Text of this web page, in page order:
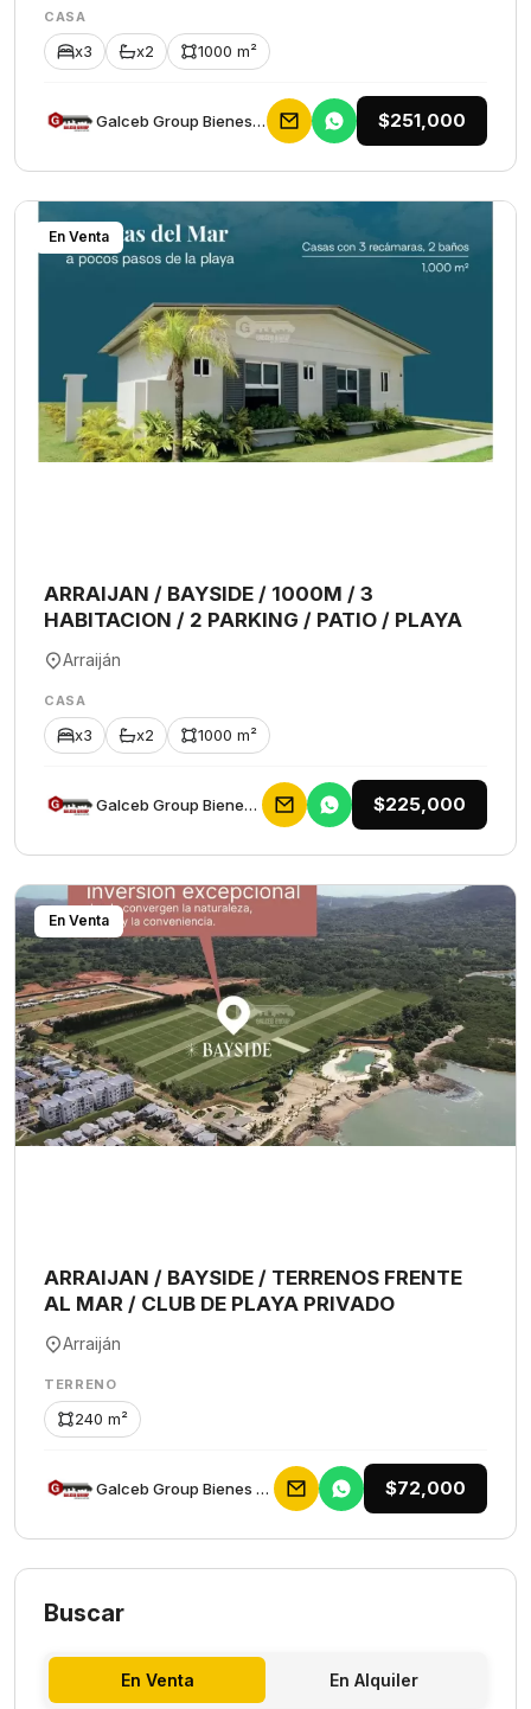
CASA
x3 x2 1000 m²
Galceb Group Bienes Raices $251,000
En Venta
ARRAIJAN / BAYSIDE / 1000M / 3
HABITACION / 2 PARKING / PATIO / PLAYA
Arraiján
CASA
x3 x2 1000 m²
Galceb Group Bienes Raices $225,000
En Venta
ARRAIJAN / BAYSIDE / TERRENOS FRENTE
AL MAR / CLUB DE PLAYA PRIVADO
Arraiján
TERRENO
240 m²
Galceb Group Bienes Raices $72,000
Buscar
En Venta En Alquiler